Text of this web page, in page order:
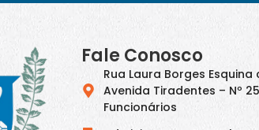
Fale Conosco
Rua Laura Borges Esquina
Avenida Tiradentes – Nº
Funcionários